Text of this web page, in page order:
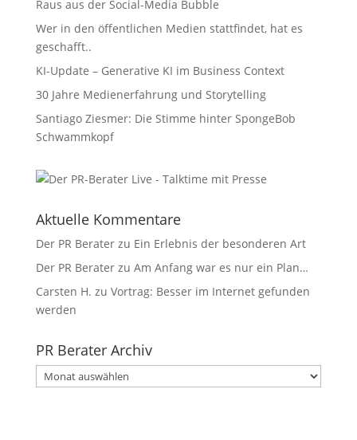
Raus aus der Social-Media Bubble
Wer in den öffentlichen Medien stattfindet, hat es
geschafft..
KI-Update – Generative KI im Business Context
30 Jahre Medienerfahrung und Storytelling
Santiago Ziesmer: Die Stimme hinter SpongeBob
Schwammkopf
Aktuelle Kommentare
Der PR Beraterzu Ein Erlebnis der besonderen Art
Der PR Beraterzu Am Anfang war es nur ein Plan…
Carsten H. zu Vortrag: Besser im Internet gefunden
werden
PR Berater Archiv
PR
Berater